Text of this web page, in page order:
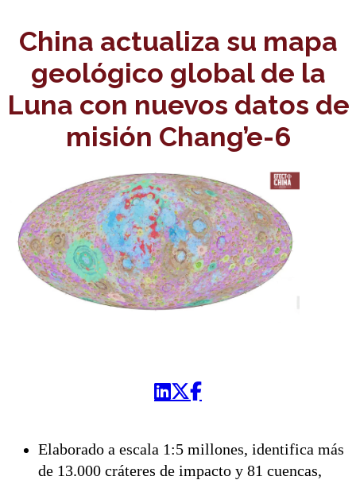
China actualiza su mapa
geológico global de la
Luna con nuevos datos de
misión Chang’e-6
Elaborado a escala 1:5 millones, identifica más
de 13.000 cráteres de impacto y 81 cuencas,